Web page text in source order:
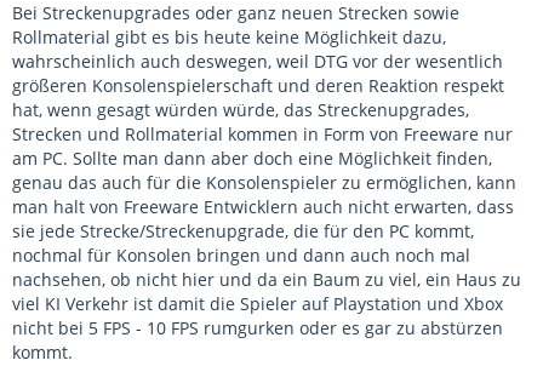
Bei Streckenupgrades oder ganz neuen Strecken sowie
Rollmaterial gibt es bis heute keine Möglichkeit dazu,
wahrscheinlich auch deswegen, weil DTG vor der wesentlich
größeren Konsolenspielerschaft und deren Reaktion respekt
hat, wenn gesagt würden würde, das Streckenupgrades,
Strecken und Rollmaterial kommen in Form von Freeware nur
am PC. Sollte man dann aber doch eine Möglichkeit finden,
genau das auch für die Konsolenspieler zu ermöglichen, kann
man halt von Freeware Entwicklern auch nicht erwarten, dass
sie jede Strecke/Streckenupgrade, die für den PC kommt,
nochmal für Konsolen bringen und dann auch noch mal
nachsehen, ob nicht hier und da ein Baum zu viel, ein Haus zu
viel KI Verkehr ist damit die Spieler auf Playstation und Xbox
nicht bei 5 FPS - 10 FPS rumgurken oder es gar zu abstürzen
kommt.